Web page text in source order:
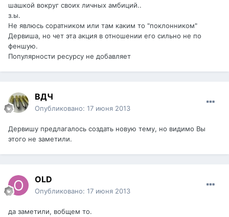
шашкой вокруг своих личных амбиций..
з.ы.
Не явлюсь соратником или там каким то "поклонником"
Дервиша, но чет эта акция в отношении его сильно не по
феншую.
Популярности ресурсу не добавляет
ВДЧ
Опубликовано: 17 июня 2013
Дервишу предлагалось создать новую тему, но видимо Вы
этого не заметили.
OLD
Опубликовано: 17 июня 2013
да заметили, вобщем то.